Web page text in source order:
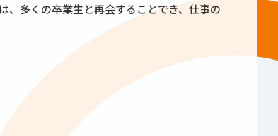
、多くの卒業生と再会することでき、仕事の